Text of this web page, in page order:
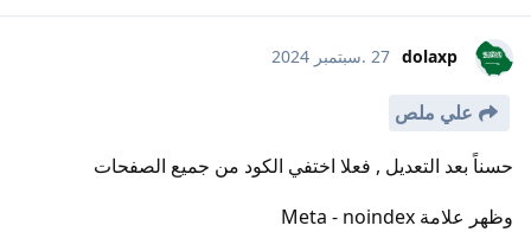
dolaxp 27 .سبتمبر 2024
علي ملص
حسناً بعد التعديل , فعلا اختفي الكود من جميع الصفحات
وظهر علامة Meta - noindex